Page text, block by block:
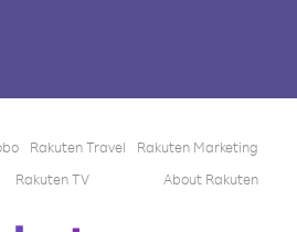
Rakuten Travel
Rakuten Marketing
Rakuten TV About Rakuten